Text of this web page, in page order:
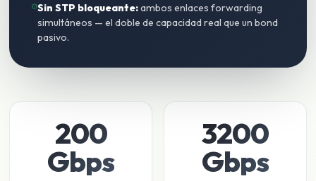
Sin STP bloqueante:ambos enlaces forwarding
simultáneos — el doble de capacidad real que un bond
pasivo.
200
Gbps
3200
Gbps